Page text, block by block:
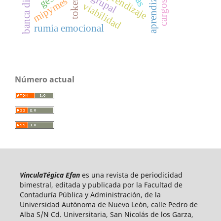
viabilidad
token
rumia emocional
mipymes
Número actual
VinculaTégica Efanes una revista de periodicidad
bimestral, editada y publicada por la Facultad de
Contaduría Pública y Administración, de la
Universidad Autónoma de Nuevo León, calle Pedro de
Alba S/N Cd. Universitaria, San Nicolás de los Garza,